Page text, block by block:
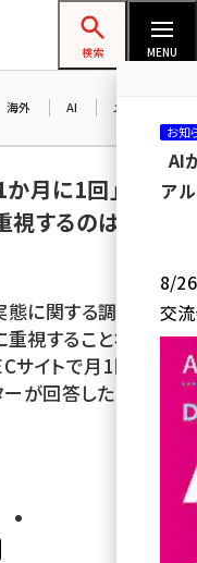
者フォーラム
検索 MENU
海外 AI メタバース
か月に1回」が最
するのは「価
態に関する調査を実
視することなど、
サイトで月1回以上
が回答した
お知
AI
ア
8/26
交